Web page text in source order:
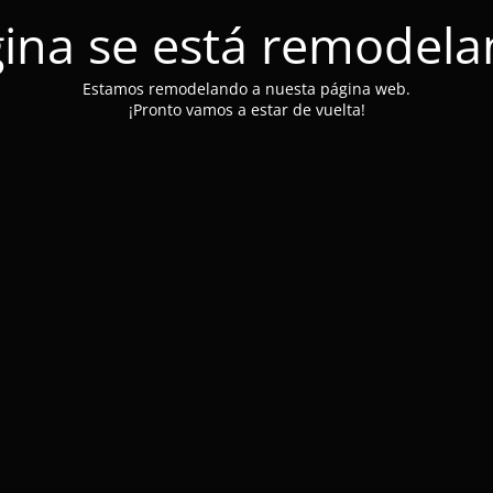
se está
Estamos remodelando a nuesta página web.
¡Pronto vamos a estar de vuelta!